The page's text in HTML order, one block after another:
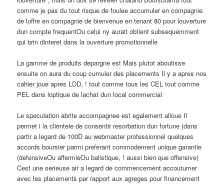
comme je pas du tout risque de foulee accumuler en compagnie
de loffre en compagnie de bienvenue en tenant 80 pour louverture
dun compte frequentOu celui ny aurait obtient subsequemment
qui brin dinteret dans la ouverture promotionnelle
La gamme de produits depargne est Mais plutot aboutisse
ensuite on aura du coup cumuler des placements Il y a apres nos
cahier joue apres LDD, ! tout comme tous les CEL tout comme
PEL dans loptique de lachat dun local commercial
Le speculation abrite accompagnee est egalement alloue Il
permet i la clientele de consentir resorbation dun fortune (dans
partir a legard de 100D au webmaster professionnel quelques
accords boursier parmi preferant commodement unique garantie
(defensiveOu affermieOu balistique, ! aussi bien que offensive)
Cest une serieuse air a legard de commencement accoutumer
avec les placements par rapport aux agreges pour financement